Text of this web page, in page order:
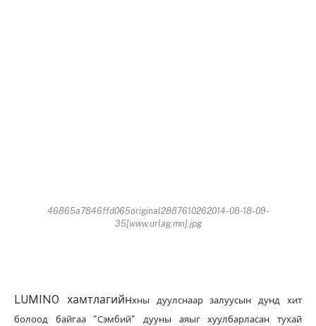
46865a7846ffd065original2887610262014-08-18-09-
35[www.urlag.mn].jpg
LUMINO хамтлагийнхны дуулснаар залуусын дунд хит
болоод байгаа "Сэмбий" дууны аяыг хуулбарласан тухай